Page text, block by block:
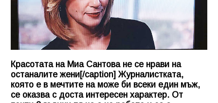
Красотата на Миа Сантова не се нрави на
останалите жени[/caption] Журналистката,
която е в мечтите на може би всеки един мъж,
се оказва с доста интересен характер. От